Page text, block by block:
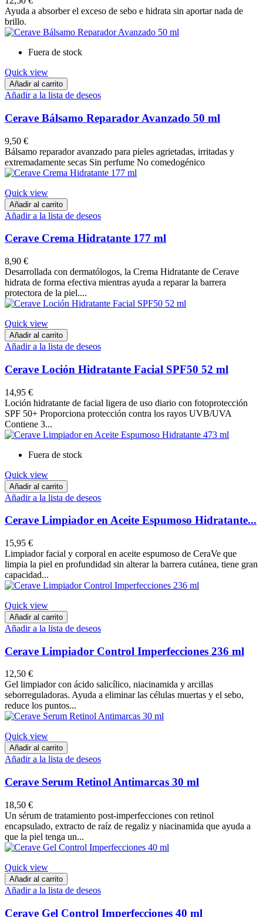
Ayuda a absorber el exceso de sebo e hidrata sin aportar nada de
brillo.
Fuera de stock
Quick view
Añadir al carrito
Añadir a la lista de deseos
Cerave Bálsamo Reparador Avanzado 50 ml
9,50 €
Bálsamo reparador avanzado para pieles agrietadas, irritadas y
extremadamente secas Sin perfume No comedogénico
Quick view
Añadir al carrito
Añadir a la lista de deseos
Cerave Crema Hidratante 177 ml
8,90 €
Desarrollada con dermatólogos, la Crema Hidratante de Cerave
hidrata de forma efectiva mientras ayuda a reparar la barrera
protectora de la piel....
Quick view
Añadir al carrito
Añadir a la lista de deseos
Cerave Loción Hidratante Facial SPF50 52 ml
14,95 €
Loción hidratante de facial ligera de uso diario con fotoprotección
SPF 50+ Proporciona protección contra los rayos UVB/UVA
Contiene 3...
Fuera de stock
Quick view
Añadir al carrito
Añadir a la lista de deseos
Cerave Limpiador en Aceite Espumoso Hidratante...
15,95 €
Limpiador facial y corporal en aceite espumoso de CeraVe que
limpia la piel en profundidad sin alterar la barrera cutánea, tiene gran
capacidad...
Quick view
Añadir al carrito
Añadir a la lista de deseos
Cerave Limpiador Control Imperfecciones 236 ml
12,50 €
Gel limpiador con ácido salicílico, niacinamida y arcillas
seborreguladoras. Ayuda a eliminar las células muertas y el sebo,
reduce los puntos...
Quick view
Añadir al carrito
Añadir a la lista de deseos
Cerave Serum Retinol Antimarcas 30 ml
18,50 €
Un sérum de tratamiento post-imperfecciones con retinol
encapsulado, extracto de raíz de regaliz y niacinamida que ayuda a
que la piel tenga un...
Quick view
Añadir al carrito
Añadir a la lista de deseos
Cerave Gel Control Imperfecciones 40 ml